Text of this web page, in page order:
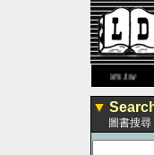
www.leaderbook.com.tw歡迎
▼
圖書搜尋